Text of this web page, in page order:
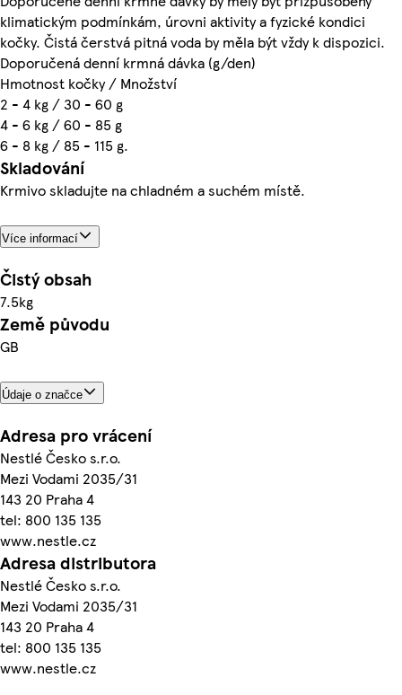
klimatickým podmínkám, úrovni aktivity a fyzické kondici
kočky. Čistá čerstvá pitná voda by měla být vždy k dispozici.
Doporučená denní krmná dávka (g/den)
Hmotnost kočky / Množství
2 - 4 kg / 30 - 60 g
4 - 6 kg / 60 - 85 g
6 - 8 kg / 85 - 115 g.
Skladování
Krmivo skladujte na chladném a suchém místě.
Více informací
Čistý obsah
7.5kg
Země původu
GB
Údaje o značce
Adresa pro vrácení
Nestlé Česko s.r.o.
Mezi Vodami 2035/31
143 20 Praha 4
tel: 800 135 135
www.nestle.cz
Adresa distributora
Nestlé Česko s.r.o.
Mezi Vodami 2035/31
143 20 Praha 4
tel: 800 135 135
www.nestle.cz